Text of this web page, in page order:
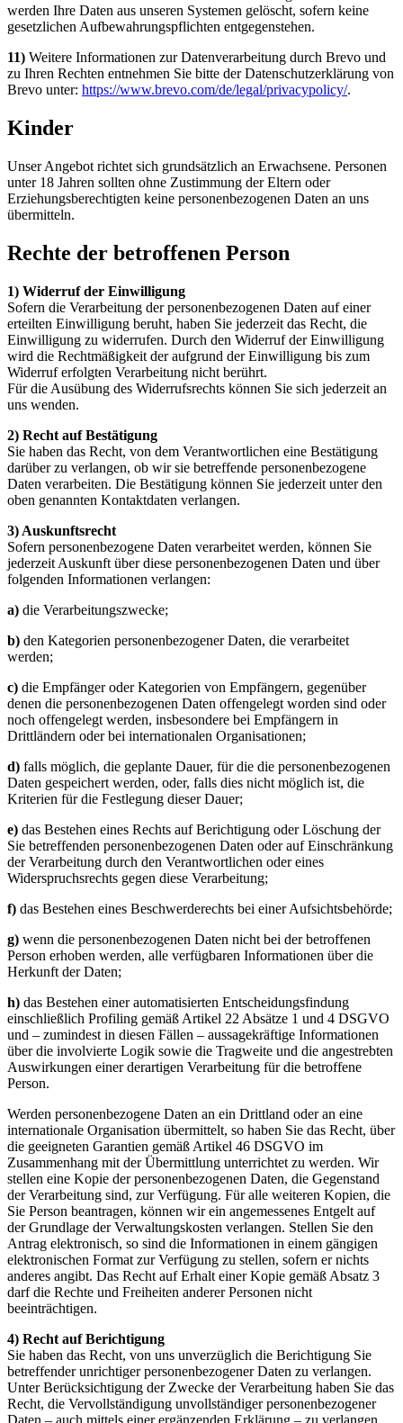
werden Ihre Daten aus unseren Systemen gelöscht, sofern keine
gesetzlichen Aufbewahrungspflichten entgegenstehen.
11) Weitere Informationen zur Datenverarbeitung durch Brevo und
zu Ihren Rechten entnehmen Sie bitte der Datenschutzerklärung von
Brevo unter: https://www.brevo.com/de/legal/privacypolicy/.
Kinder
Unser Angebot richtet sich grundsätzlich an Erwachsene. Personen
unter 18 Jahren sollten ohne Zustimmung der Eltern oder
Erziehungsberechtigten keine personenbezogenen Daten an uns
übermitteln.
Rechte der betroffenen Person
1) Widerruf der Einwilligung
Sofern die Verarbeitung der personenbezogenen Daten auf einer
erteilten Einwilligung beruht, haben Sie jederzeit das Recht, die
Einwilligung zu widerrufen. Durch den Widerruf der Einwilligung
wird die Rechtmäßigkeit der aufgrund der Einwilligung bis zum
Widerruf erfolgten Verarbeitung nicht berührt.
Für die Ausübung des Widerrufsrechts können Sie sich jederzeit an
uns wenden.
2) Recht auf Bestätigung
Sie haben das Recht, von dem Verantwortlichen eine Bestätigung
darüber zu verlangen, ob wir sie betreffende personenbezogene
Daten verarbeiten. Die Bestätigung können Sie jederzeit unter den
oben genannten Kontaktdaten verlangen.
3) Auskunftsrecht
Sofern personenbezogene Daten verarbeitet werden, können Sie
jederzeit Auskunft über diese personenbezogenen Daten und über
folgenden Informationen verlangen:
a) die Verarbeitungszwecke;
b) den Kategorien personenbezogener Daten, die verarbeitet
werden;
c) die Empfänger oder Kategorien von Empfängern, gegenüber
denen die personenbezogenen Daten offengelegt worden sind oder
noch offengelegt werden, insbesondere bei Empfängern in
Drittländern oder bei internationalen Organisationen;
d) falls möglich, die geplante Dauer, für die die personenbezogenen
Daten gespeichert werden, oder, falls dies nicht möglich ist, die
Kriterien für die Festlegung dieser Dauer;
e) das Bestehen eines Rechts auf Berichtigung oder Löschung der
Sie betreffenden personenbezogenen Daten oder auf Einschränkung
der Verarbeitung durch den Verantwortlichen oder eines
Widerspruchsrechts gegen diese Verarbeitung;
f) das Bestehen eines Beschwerderechts bei einer Aufsichtsbehörde;
g) wenn die personenbezogenen Daten nicht bei der betroffenen
Person erhoben werden, alle verfügbaren Informationen über die
Herkunft der Daten;
h) das Bestehen einer automatisierten Entscheidungsfindung
einschließlich Profiling gemäß Artikel 22 Absätze 1 und 4 DSGVO
und – zumindest in diesen Fällen – aussagekräftige Informationen
über die involvierte Logik sowie die Tragweite und die angestrebten
Auswirkungen einer derartigen Verarbeitung für die betroffene
Person.
Werden personenbezogene Daten an ein Drittland oder an eine
internationale Organisation übermittelt, so haben Sie das Recht, über
die geeigneten Garantien gemäß Artikel 46 DSGVO im
Zusammenhang mit der Übermittlung unterrichtet zu werden. Wir
stellen eine Kopie der personenbezogenen Daten, die Gegenstand
der Verarbeitung sind, zur Verfügung. Für alle weiteren Kopien, die
Sie Person beantragen, können wir ein angemessenes Entgelt auf
der Grundlage der Verwaltungskosten verlangen. Stellen Sie den
Antrag elektronisch, so sind die Informationen in einem gängigen
elektronischen Format zur Verfügung zu stellen, sofern er nichts
anderes angibt. Das Recht auf Erhalt einer Kopie gemäß Absatz 3
darf die Rechte und Freiheiten anderer Personen nicht
beeinträchtigen.
4) Recht auf Berichtigung
Sie haben das Recht, von uns unverzüglich die Berichtigung Sie
betreffender unrichtiger personenbezogener Daten zu verlangen.
Unter Berücksichtigung der Zwecke der Verarbeitung haben Sie das
Recht, die Vervollständigung unvollständiger personenbezogener
Daten – auch mittels einer ergänzenden Erklärung – zu verlangen.